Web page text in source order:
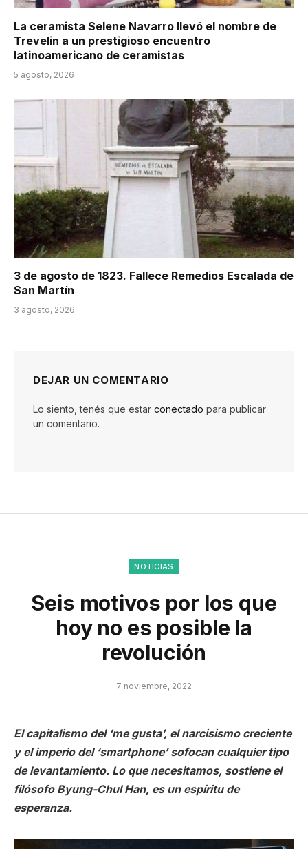
La ceramista Selene Navarro llevó el nombre de
Trevelin a un prestigioso encuentro
latinoamericano de ceramistas
5 agosto, 2026
3 de agosto de 1823. Fallece Remedios Escalada de
San Martín
3 agosto, 2026
DEJAR UN COMENTARIO
Lo siento, tenés que estar conectado para publicar
un comentario.
NOTICIAS
Seis motivos por los que
hoy no es posible la
revolución
7 noviembre, 2022
El capitalismo del ‘me gusta’, el narcisismo creciente
y el imperio del ‘smartphone’ sofocan cualquier tipo
de levantamiento. Lo que necesitamos, sostiene el
filósofo Byung-Chul Han, es un espíritu de
esperanza.